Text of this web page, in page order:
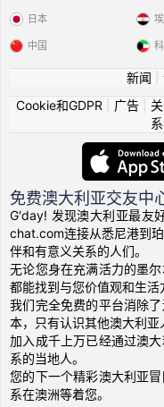
日本
中国
新闻
Cookie和GDPR
广告|
免费澳大利亚交友中
G'day! 发现澳大利亚最友
chat.com连接从悉尼港到
伴和有意义关系的人们。
无论您身在充满活力的墨
都能找到与您价值观和生活
我们完全免费的平台消除
本，只有认识其他澳大利亚
加入成千上万已经通过澳
系的当地人。
您的下一个精彩澳大利亚
系在澳洲等着您。